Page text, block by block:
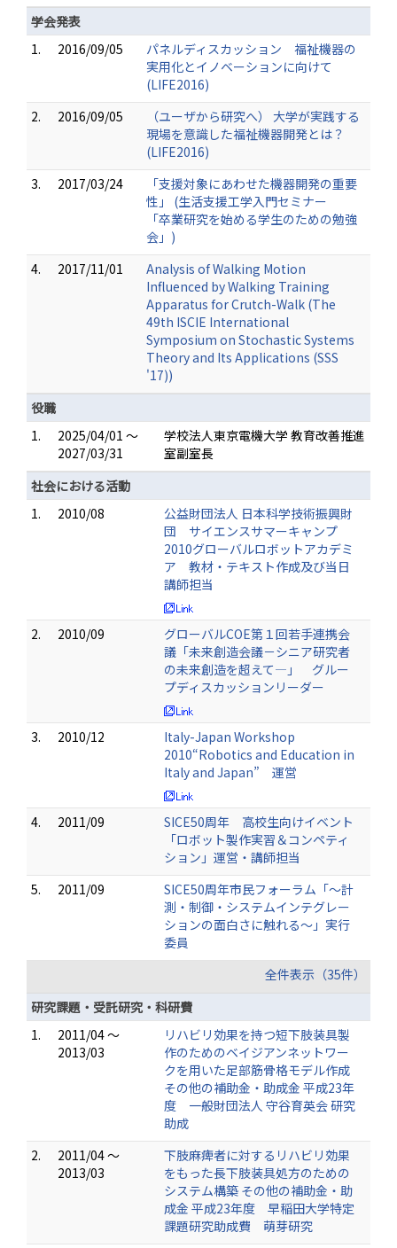
学会発表
1.
2016/09/05
パネルディスカッション 福祉機器の
実用化とイノベーションに向けて
(LIFE2016)
2.
2016/09/05
（ユーザから研究へ） 大学が実践する
現場を意識した福祉機器開発とは？
(LIFE2016)
3.
2017/03/24
「支援対象にあわせた機器開発の重要
性」 (生活支援工学入門セミナー
「卒業研究を始める学生のための勉強
会」)
4.
2017/11/01
Analysis of Walking Motion
Influenced by Walking Training
Apparatus for Crutch-Walk (The
49th ISCIE International
Symposium on Stochastic Systems
Theory and Its Applications (SSS
'17))
役職
1.
2025/04/01 ～
2027/03/31
学校法人東京電機大学 教育改善推進
室副室長
社会における活動
1.
2010/08
公益財団法人 日本科学技術振興財
団 サイエンスサマーキャンプ
2010グローバルロボットアカデミ
ア 教材・テキスト作成及び当日
講師担当
2. 2010/09
グローバルCOE第１回若手連携会
議「未来創造会議－シニア研究者
の未来創造を超えて―」 グルー
プディスカッションリーダー
3. 2010/12
Italy-Japan Workshop
2010“Robotics and Education in
Italy and Japan” 運営
4. 2011/09
SICE50周年 高校生向けイベント
「ロボット製作実習＆コンペティ
ション」運営・講師担当
5.
2011/09
SICE50周年市民フォーラム「～計
測・制御・システムインテグレー
ションの面白さに触れる～」実行
委員
全件表示（35件）
研究課題・受託研究・科研費
1.
2011/04 ～
2013/03
リハビリ効果を持つ短下肢装具製
作のためのベイジアンネットワー
クを用いた足部筋骨格モデル作成
その他の補助金・助成金 平成23年
度 一般財団法人 守谷育英会 研究
助成
2.
2011/04 ～
2013/03
下肢麻痺者に対するリハビリ効果
をもった長下肢装具処方のための
システム構築 その他の補助金・助
成金 平成23年度 早稲田大学特定
課題研究助成費 萌芽研究